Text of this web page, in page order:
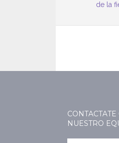
de la
CONTACTATE
NUESTRO